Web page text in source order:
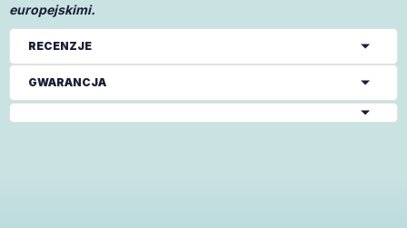
europejskimi.
RECENZJE
GWARANCJA